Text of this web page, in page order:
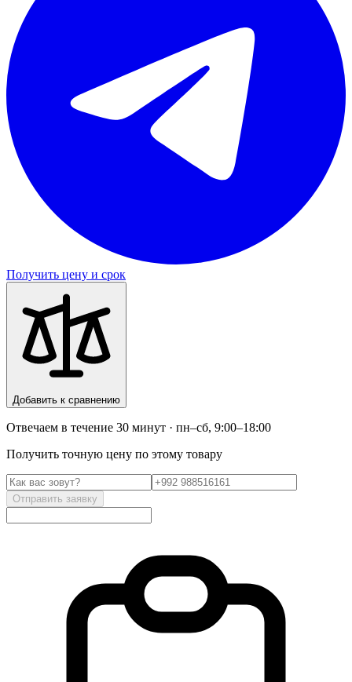
Получить цену и срок
Добавить к сравнению
Отвечаем в течение 30 минут · пн–сб, 9:00–18:00
Получить точную цену по этому товару
Отправить заявку